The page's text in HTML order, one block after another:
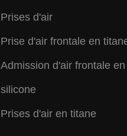
Prises d'air
Prise d'air frontale en
Admission d'air frontale en
silicone
Prises d'air en titane